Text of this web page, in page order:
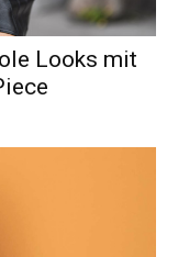
Looks mit